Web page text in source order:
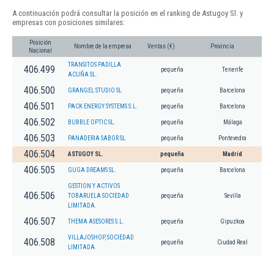
A continuación podrá consultar la posición en el ranking de Astugoy Sl. y
empresas con posiciones similares:
Posición
Nacional
Nombre de la empresa Ventas (€) Provincia
406.499
TRANSITOS PADILLA
ACUÑA SL.
pequeña Tenerife
406.500 GRANGEL STUDIO SL pequeña Barcelona
406.501 PACK ENERGY SYSTEMS S.L. pequeña Barcelona
406.502 BUBBLE OPTIC SL. pequeña Málaga
406.503 PANADERIA SABOR SL pequeña Pontevedra
406.504 ASTUGOY SL. pequeña Madrid
406.505 GUGA DREAMS SL. pequeña Barcelona
406.506
GESTION Y ACTIVOS
TOBARUELA SOCIEDAD
LIMITADA.
pequeña Sevilla
406.507 THEMA ASESORES S.L. pequeña Gipuzkoa
406.508
VILLAJOSHOP, SOCIEDAD
LIMITADA.
pequeña Ciudad Real